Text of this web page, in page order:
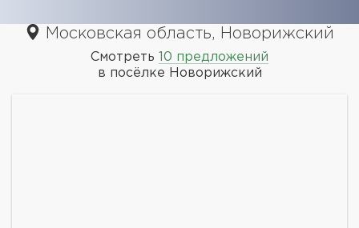
Московская область, Новорижский
Смотреть
10 предложений
в посёлке Новорижский